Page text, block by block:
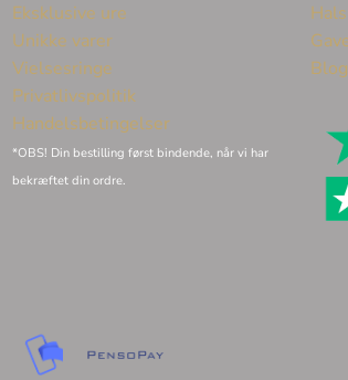
Eksklusive ure
Unikke varer
Vielsesringe
Privatlivspolitik
Handelsbetingelser
*OBS! Din bestilling først bindende, når vi har
bekræftet din ordre.
Blog